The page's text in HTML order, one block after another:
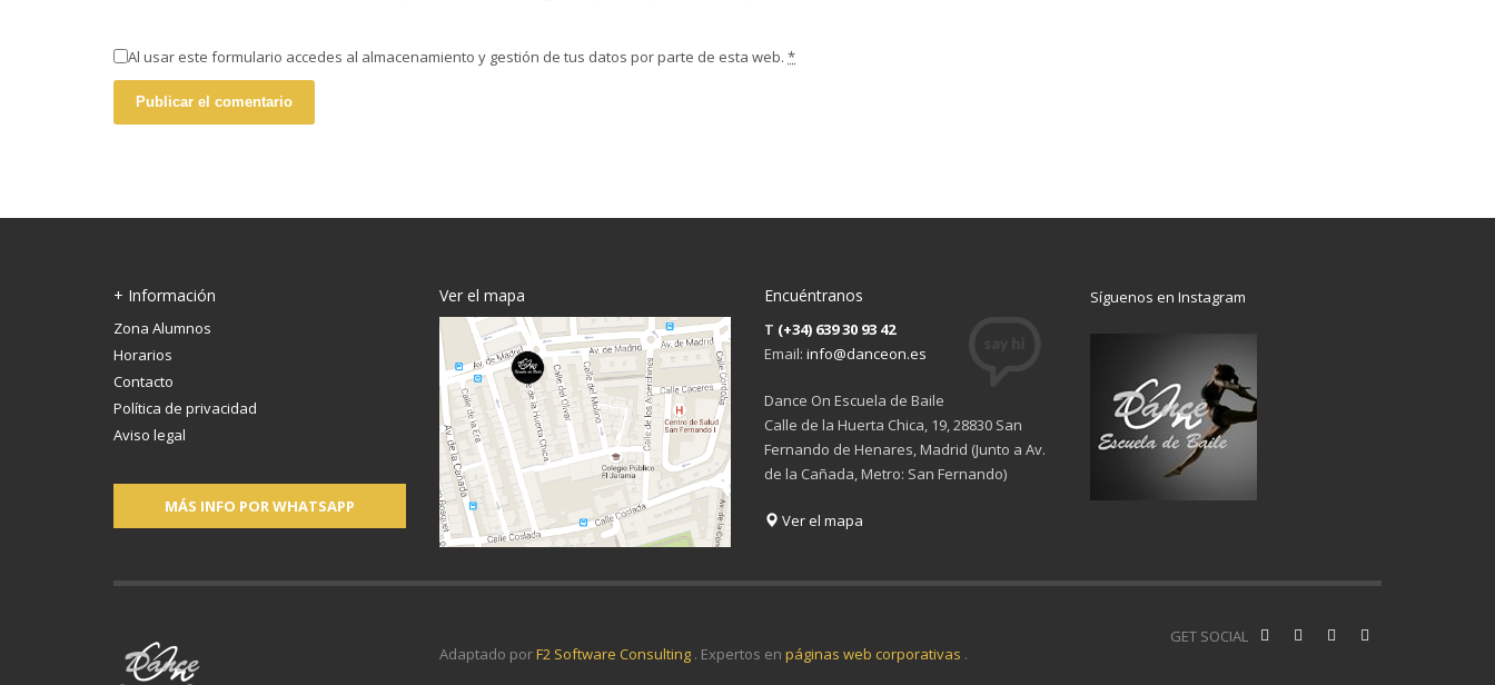
Al usar este formulario accedes al almacenamiento y gestión de tus datos por parte de esta web. *
+ Información
Zona Alumnos
Horarios
Contacto
Política de privacidad
Aviso legal
MÁS INFO POR WHATSAPP
Ver el mapa Encuéntranos
T (+34) 639 30 93 42
Email: info@danceon.es
Dance On Escuela de Baile
Calle de la Huerta Chica, 19, 28830 San
Fernando de Henares, Madrid (Junto a Av.
de la Cañada, Metro: San Fernando)
Ver el mapa
Síguenos en Instagram
GET SOCIAL
Adaptado porF2 Software Consulting . Expertos en páginas web corporativas .